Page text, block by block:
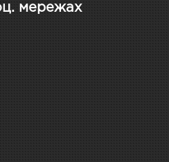
мережах